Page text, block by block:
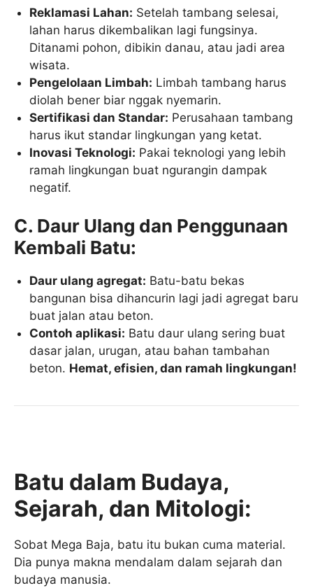
Reklamasi Lahan: Setelah tambang selesai,
lahan harus dikembalikan lagi fungsinya.
Ditanami pohon, dibikin danau, atau jadi area
wisata.
Pengelolaan Limbah: Limbah tambang harus
diolah bener biar nggak nyemarin.
Sertifikasi dan Standar: Perusahaan tambang
harus ikut standar lingkungan yang ketat.
Inovasi Teknologi: Pakai teknologi yang lebih
ramah lingkungan buat ngurangin dampak
negatif.
C. Daur Ulang dan Penggunaan
Kembali Batu:
Daur ulang agregat: Batu-batu bekas
bangunan bisa dihancurin lagi jadi agregat baru
buat jalan atau beton.
Contoh aplikasi: Batu daur ulang sering buat
dasar jalan, urugan, atau bahan tambahan
beton. Hemat, efisien, dan ramah lingkungan!
Batu dalam Budaya,
Sejarah, dan Mitologi:
Sobat Mega Baja, batu itu bukan cuma material.
Dia punya makna mendalam dalam sejarah dan
budaya manusia.